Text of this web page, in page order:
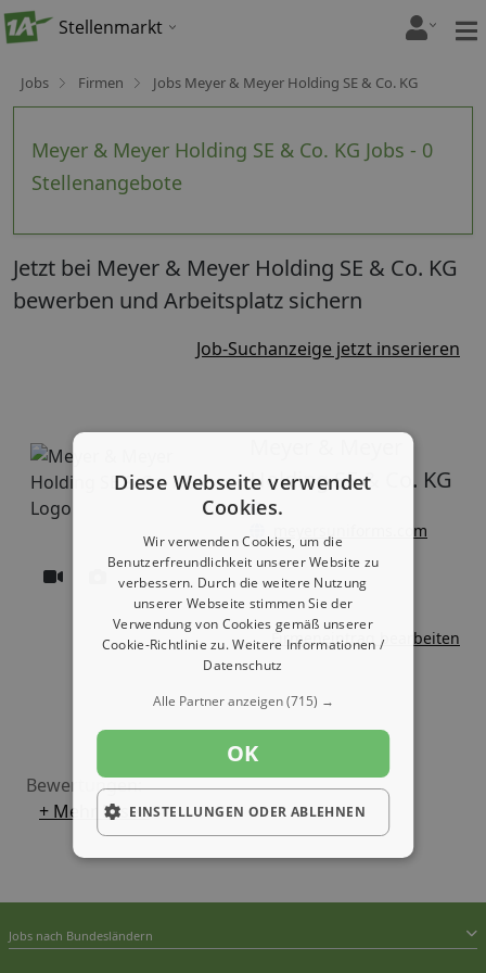
Stellenmarkt
Jobs Firmen Jobs Meyer & Meyer Holding SE & Co. KG
Meyer & Meyer Holding SE & Co. KG Jobs - 0
Stellenangebote
Jetzt bei Meyer & Meyer Holding SE & Co. KG
bewerben und Arbeitsplatz sichern
Job-Suchanzeige jetzt inserieren
Holding SE & Co. KG
meyersuniforms.com
Firmeneintrag bearbeiten
Bewertungen:
+ Mehr Lesen
Jobs nach Bundesländern
Diese Webseite verwendet
Cookies.
Wir verwenden Cookies, um die
Benutzerfreundlichkeit unserer Website zu
verbessern. Durch die weitere Nutzung
unserer Webseite stimmen Sie der
Verwendung von Cookies gemäß unserer
Cookie-Richtlinie zu.Weitere Informationen /
Datenschutz
Alle Partner anzeigen(715) →
OK
EINSTELLUNGEN ODER ABLEHNEN